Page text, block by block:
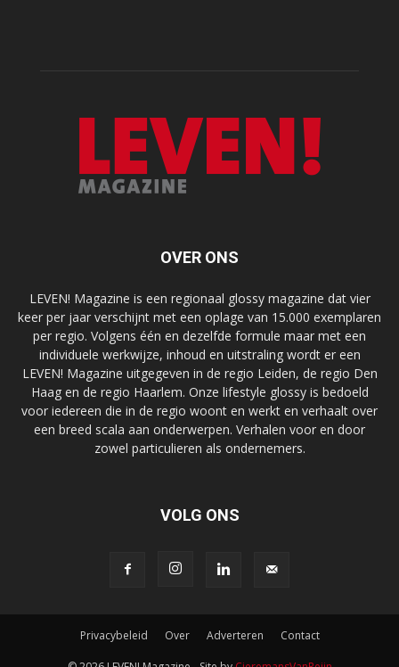
OVER ONS
LEVEN! Magazine is een regionaal glossy magazine dat vier
keer per jaar verschijnt met een oplage van 15.000 exemplaren
per regio. Volgens één en dezelfde formule maar met een
individuele werkwijze, inhoud en uitstraling wordt er een
LEVEN! Magazine uitgegeven in de regio Leiden, de regio Den
Haag en de regio Haarlem. Onze lifestyle glossy is bedoeld
voor iedereen die in de regio woont en werkt en verhaalt over
een breed scala aan onderwerpen. Verhalen voor en door
zowel particulieren als ondernemers.
VOLG ONS
Privacybeleid Over Adverteren Contact